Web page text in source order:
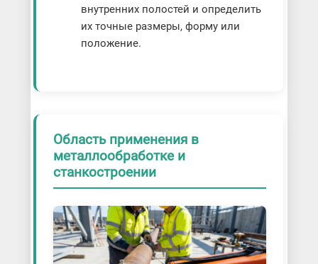
внутренних полостей и определить
их точные размеры, форму или
положение.
Область применения в
металлообработке и
станкостроении